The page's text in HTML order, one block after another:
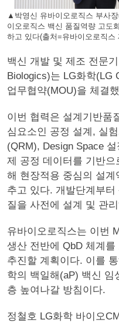
▲박영신 유바이오로직스 부사
이오로직스 백신 품질역량 고도
하고 있다(출처=유바이오로직스
백신 개발 및 제조 전문
Biologics)는 LG화학(LG
업무협약(MOU)을 체결
이번 협력은 설계기반품
심요소인 공정 설계, 실
(QRM), Design Space
제 공정 데이터를 기반
해 현장적용 중심의 설
추고 있다. 개발단계부
질을 사전에 설계 및 관
유바이오로직스는 이번
생산 전반에 QbD 체계
추진할 계획이다. 이를
학의 백일해(aP) 백신
층 높여나갈 방침이다.
정철호 LG화학 바이오